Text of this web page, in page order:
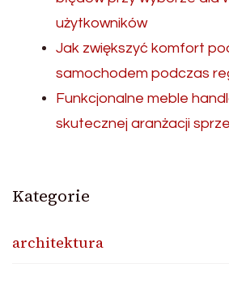
użytkowników
Jak zwiększyć komfort
samochodem podczas
Funkcjonalne meble
skutecznej aranżacji
Kategorie
architektura